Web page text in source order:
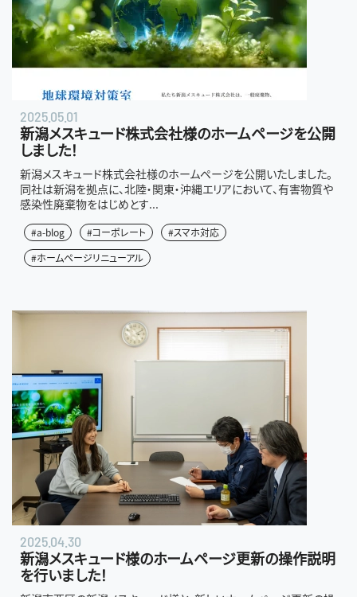
2025.05.01
新潟メスキュード株式会社様のホームページを公開
しました！
新潟メスキュード株式会社様のホームページを公開いたしました。
同社は新潟を拠点に、北陸・関東・沖縄エリアにおいて、有害物質や
感染性廃棄物をはじめとす...
#a-blog #コーポレート
#スマホ対応
#ホームページリニューアル
2025.04.30
新潟メスキュード様のホームページ更新の操作説明
を行いました！